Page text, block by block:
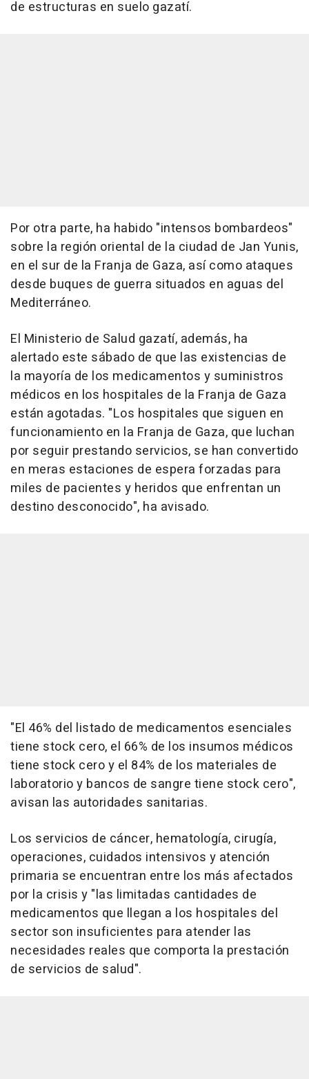
de estructuras en suelo gazatí.
Por otra parte, ha habido "intensos bombardeos"
sobre la región oriental de la ciudad de Jan Yunis,
en el sur de la Franja de Gaza, así como ataques
desde buques de guerra situados en aguas del
Mediterráneo.
El Ministerio de Salud gazatí, además, ha
alertado este sábado de que las existencias de
la mayoría de los medicamentos y suministros
médicos en los hospitales de la Franja de Gaza
están agotadas. "Los hospitales que siguen en
funcionamiento en la Franja de Gaza, que luchan
por seguir prestando servicios, se han convertido
en meras estaciones de espera forzadas para
miles de pacientes y heridos que enfrentan un
destino desconocido", ha avisado.
"El 46% del listado de medicamentos esenciales
tiene stock cero, el 66% de los insumos médicos
tiene stock cero y el 84% de los materiales de
laboratorio y bancos de sangre tiene stock cero",
avisan las autoridades sanitarias.
Los servicios de cáncer, hematología, cirugía,
operaciones, cuidados intensivos y atención
primaria se encuentran entre los más afectados
por la crisis y "las limitadas cantidades de
medicamentos que llegan a los hospitales del
sector son insuficientes para atender las
necesidades reales que comporta la prestación
de servicios de salud".